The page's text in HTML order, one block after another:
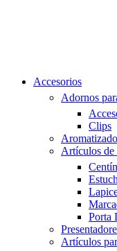
Accesorios
Adornos
Clips
Artículos
Porta
Artículos